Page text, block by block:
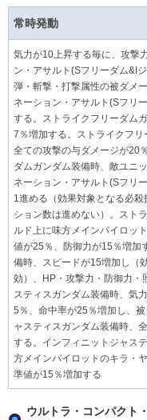
常時発動
気力が10上昇する毎に、攻撃
ン・アサルト(Sフリーダム&I
弾・斬撃・打撃属性の被ダメ
ネーション・アサルト(Sフリ
する。ストライクフリーダム
7％増加する。ストライクフ
全ての攻撃の与ダメージが20
ダムガンダム装備時、敵ユニ
ネーション・アサルト(Sフリ
1進める（効果対象となる必
ション数は進めない）。スト
ルド上に味方メインパイロッ
値が25％、防御力が15％増加
備時、スピードが15増加し（
効）、HP・攻撃力・防御力・
スティスガンダム装備時、気
5％、命中率が25％増加し、
ャスティスガンダム装備時、
する。インフィニットジャス
方メインパイロットのキラ・
準値が15％増加する
ウルトラ・コンパクト